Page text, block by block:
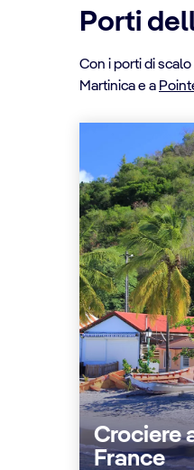
Porti
Con i porti di
Martinica e a
Crociere
France